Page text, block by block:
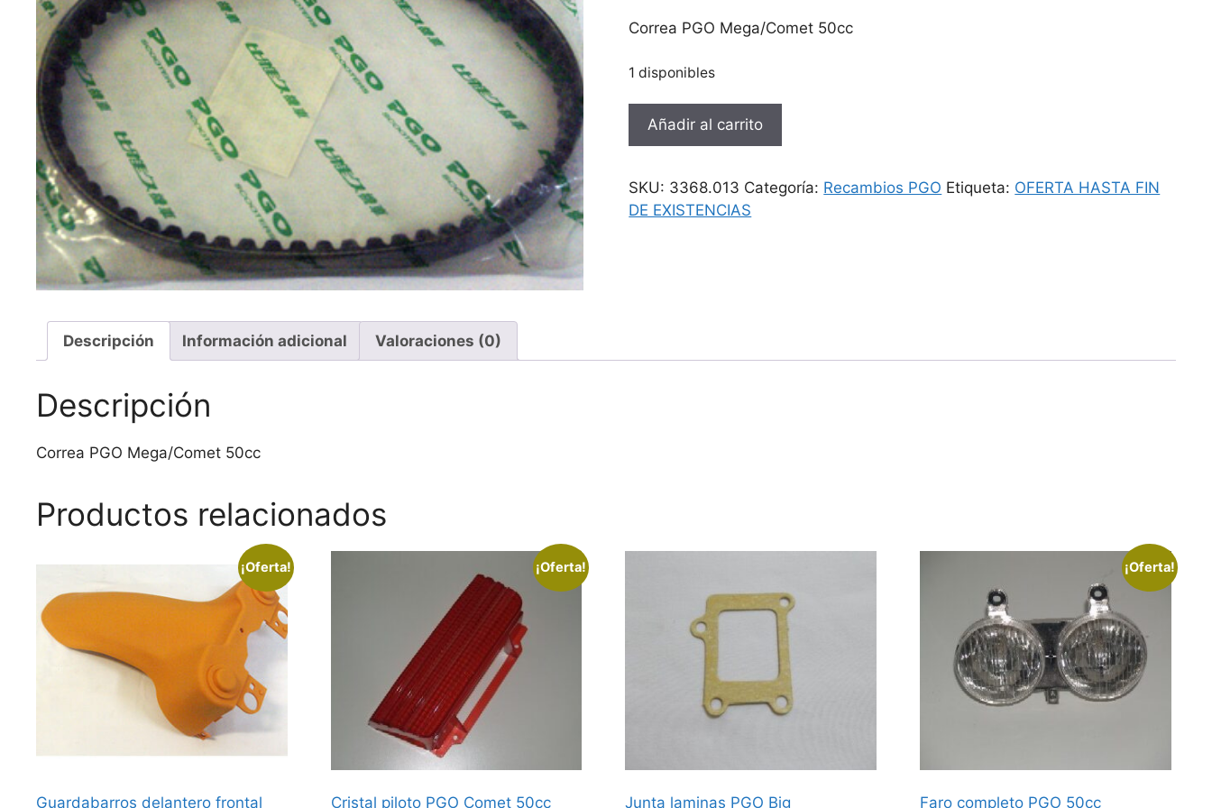
original
40,62 €.
actual
Correa PGO Mega/Comet 50cc
1 disponibles
Correa
50cc
cantidad
Añadir al carrito
SKU: 3368.013 Categoría: Recambios PGO Etiqueta: OFERTA HASTA FIN
DE EXISTENCIAS
Descripción Información adicional Valoraciones (0)
Descripción
Correa PGO Mega/Comet 50cc
Productos relacionados
¡Oferta!
Guardabarros delantero frontal
¡Oferta!
Cristal piloto PGO Comet 50cc
Junta laminas PGO Big
¡Oferta!
Faro completo PGO 50cc